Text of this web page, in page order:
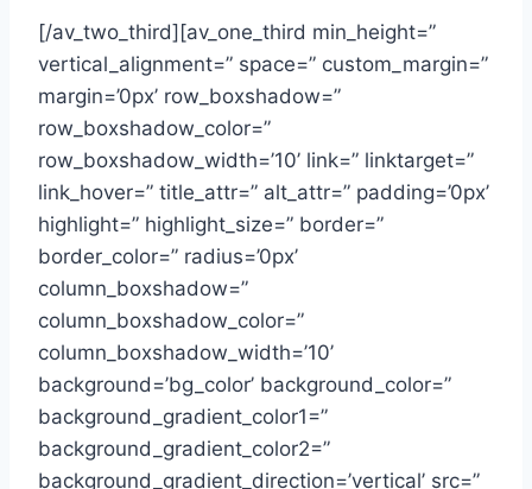
[/av_two_third][av_one_third min_height=”
vertical_alignment=” space=” custom_margin=”
margin=’0px’ row_boxshadow=”
row_boxshadow_color=”
row_boxshadow_width=’10’ link=” linktarget=”
link_hover=” title_attr=” alt_attr=” padding=’0px’
highlight=” highlight_size=” border=”
border_color=” radius=’0px’
column_boxshadow=”
column_boxshadow_color=”
column_boxshadow_width=’10’
background=’bg_color’ background_color=”
background_gradient_color1=”
background_gradient_color2=”
background_gradient_direction=’vertical’ src=”